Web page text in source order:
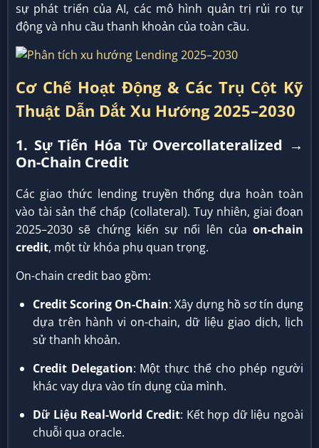
sự phát triển của AI, các mô hình quản trị rủi ro tự
động và nhu cầu thanh khoản của toàn cầu.
Cơ Chế Hoạt Động & Các Trụ Cột Kỹ
Thuật Dẫn Dắt Xu Hướng 2025–2030
1. Sự Tiến Hóa Từ Overcollateralized →
On-Chain Credit
Các giao thức lending truyền thống dựa hoàn toàn
vào tài sản thế chấp (collateral). Tuy nhiên, giai đoạn
2025–2030 sẽ chứng kiến sự nổi lên của on-chain
credit, một từ khóa phụ quan trọng.
On-chain credit bao gồm:
Credit Scoring On-Chain: Xây dựng hồ sơ tín dụng
dựa trên hành vi on-chain, dữ liệu giao dịch, lịch
sử thanh khoản.
Credit Delegation: Một thực thể cho phép người
khác vay dựa vào tín dụng của mình.
Dữ Liệu Real-World Credit: Kết hợp dữ liệu ngoài
chuỗi qua oracle.